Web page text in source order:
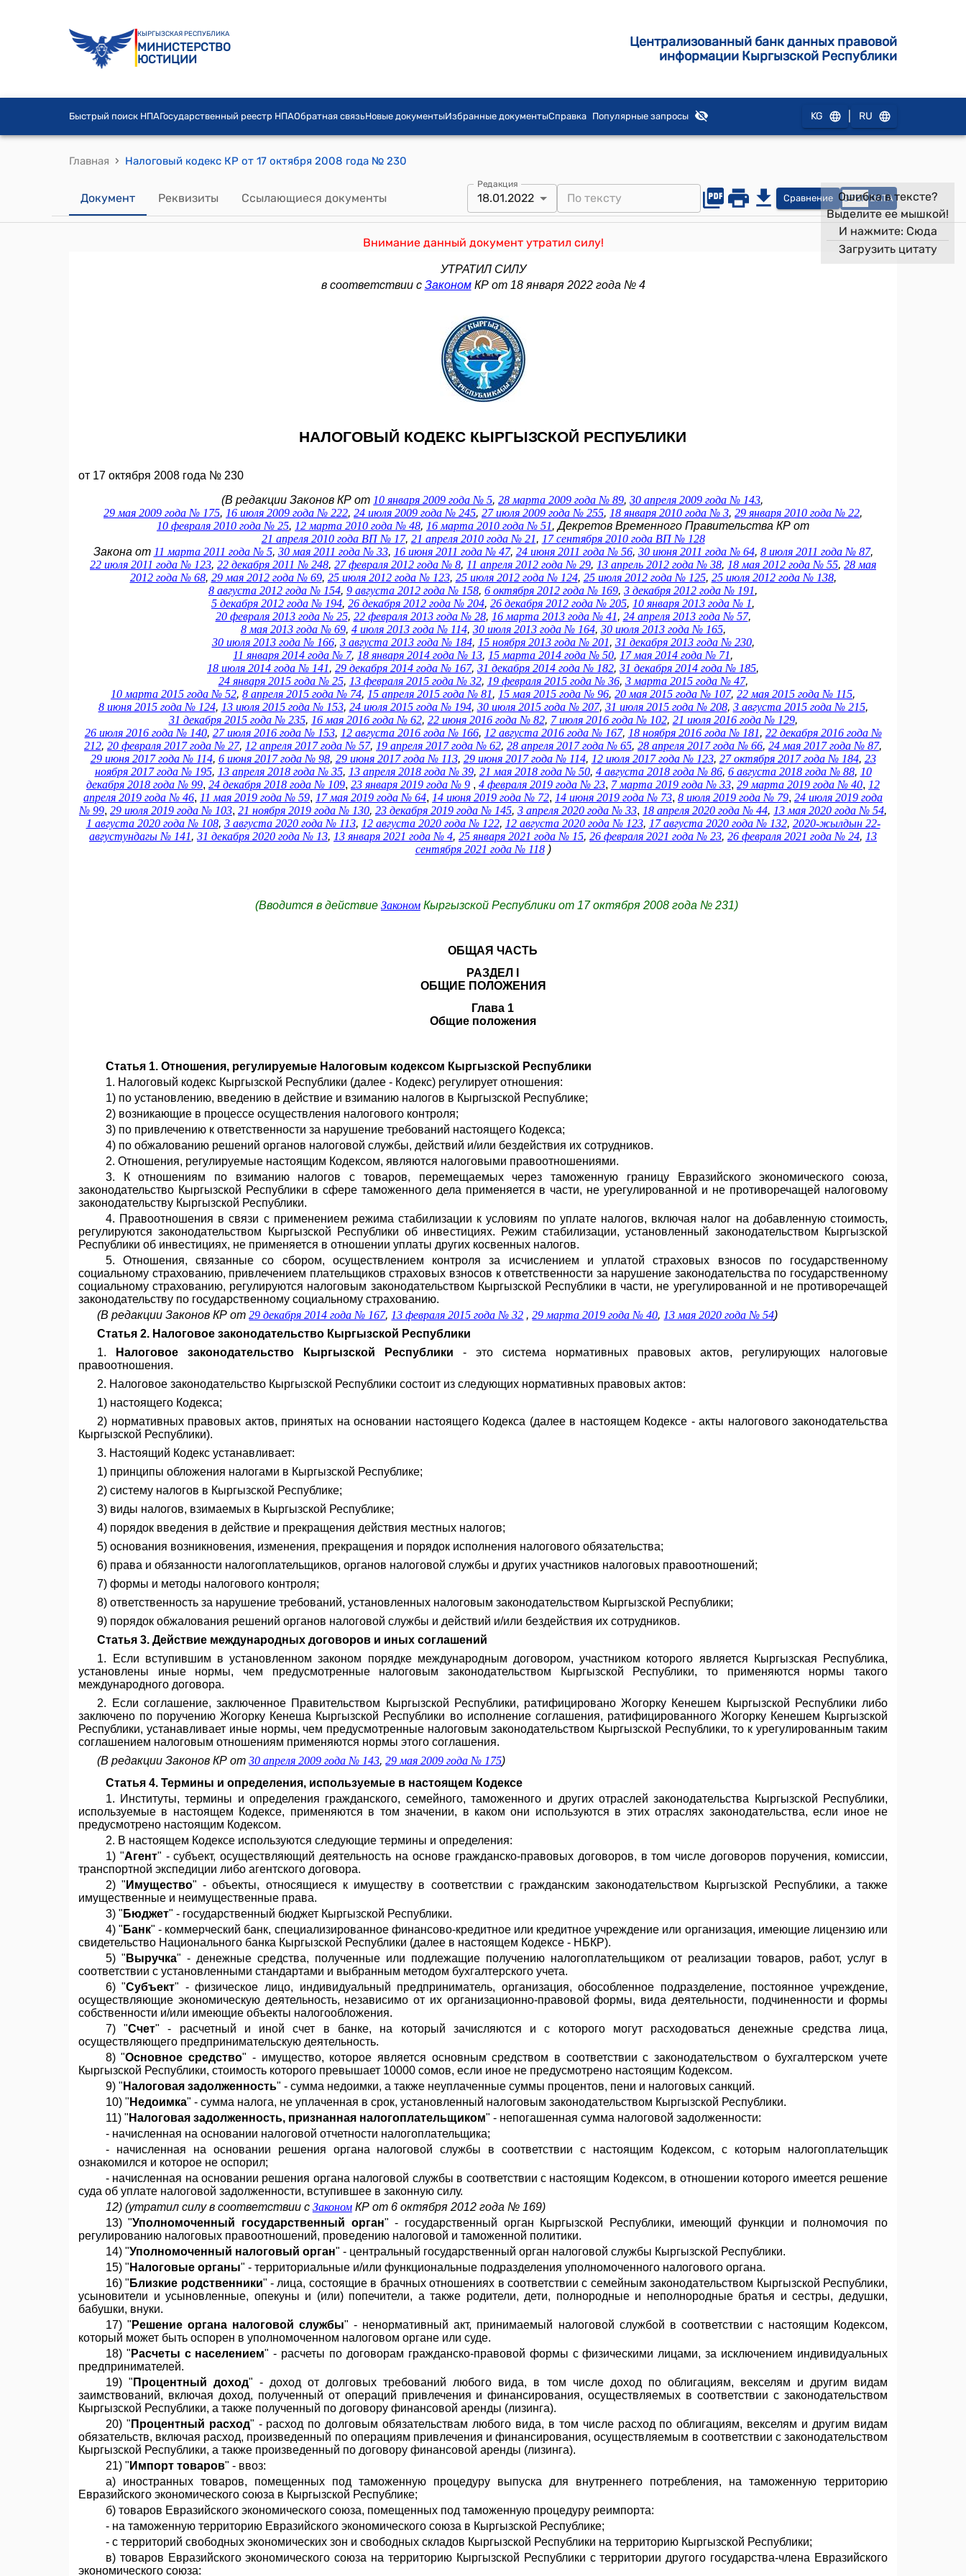
КЫРГЫЗСКАЯ РЕСПУБЛИКА
МИНИСТЕРСТВО
ЮСТИЦИИ
Централизованный банк данных правовой
информации Кыргызской Республики
Быстрый поиск НПАГосударственный реестр НПАОбратная связьНовые документыИзбранные документыСправка Популярные запросы KG RU
Главная › Налоговый кодекс КР от 17 октября 2008 года № 230
Документ Реквизиты Ссылающиеся документы
Редакция
18.01.2022 Сравнение OPEN DATA
Внимание данный документ утратил силу!
Ошибка в тексте?
Выделите ее мышкой!
И нажмите: Сюда
Загрузить цитату